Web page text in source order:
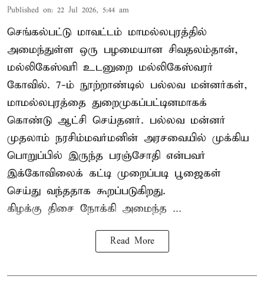
Published on: 22 Jul 2026, 5:44 am
செங்கல்பட்டு மாவட்டம் மாமல்லபுரத்தில்
அமைந்துள்ள ஒரு பழமையான சிவதலம்தான்,
மல்லிகேஸ்வரி உடனுறை மல்லிகேஸ்வரர்
கோவில். 7-ம் நூற்றாண்டில் பல்லவ மன்னர்கள்,
மாமல்லபுரத்தை துறைமுகப்பட்டினமாகக்
கொண்டு ஆட்சி செய்தனர். பல்லவ மன்னர்
முதலாம் நரசிம்மவர்மனின் அரசவையில் முக்கிய
பொறுப்பில் இருந்த பரஞ்சோதி என்பவர்
இக்கோவிலைக் கட்டி முறைப்படி பூஜைகள்
செய்து வந்ததாக கூறப்படுகிறது.
கிழக்கு திசை நோக்கி அமைந்த ...
Read More